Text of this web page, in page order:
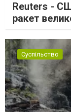
Reuters -
ракет
Суспільство